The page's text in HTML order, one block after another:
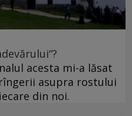
acesta mi-a lăsat
asupra rostului
din noi.